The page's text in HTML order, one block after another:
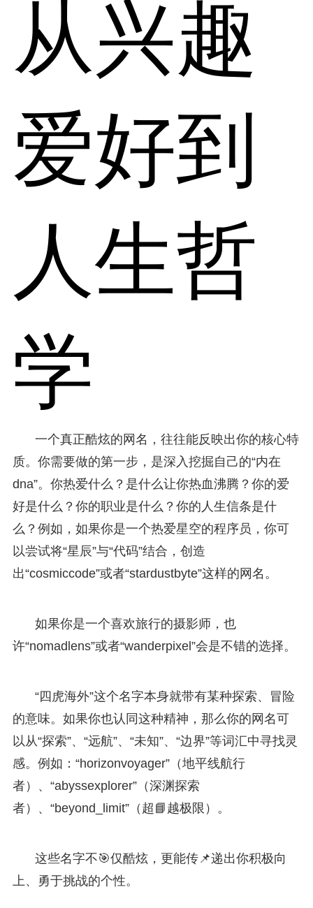
从兴趣
爱好到
人生哲
学
一个真正酷炫的网名，往往能反映出你的核心特
质。你需要做的第一步，是深入挖掘自己的“内在
dna”。你热爱什么？是什么让你热血沸腾？你的爱
好是什么？你的职业是什么？你的人生信条是什
么？例如，如果你是一个热爱星空的程序员，你可
以尝试将“星辰”与“代码”结合，创造
出“cosmiccode”或者“stardustbyte”这样的网名。
如果你是一个喜欢旅行的摄影师，也
许“nomadlens”或者“wanderpixel”会是不错的选择。
“四虎海外”这个名字本身就带有某种探索、冒险
的意味。如果你也认同这种精神，那么你的网名可
以从“探索”、“远航”、“未知”、“边界”等词汇中寻找灵
感。例如：“horizonvoyager”（地平线航行
者）、“abyssexplorer”（深渊探索
者）、“beyond_limit”（超📘越极限）。
这些名字不🎯仅酷炫，更能传📌递出你积极向
上、勇于挑战的个性。